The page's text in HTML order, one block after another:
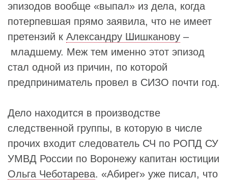
эпизодов вообще «выпал» из дела, когда
потерпевшая прямо заявила, что не имеет
претензий к Александру Шишканову –
младшему. Меж тем именно этот эпизод
стал одной из причин, по которой
предприниматель провел в СИЗО почти год.
Дело находится в производстве
следственной группы, в которую в числе
прочих входит следователь СЧ по РОПД СУ
УМВД России по Воронежу капитан юстиции
Ольга Чеботарева. «Абирег» уже писал, что